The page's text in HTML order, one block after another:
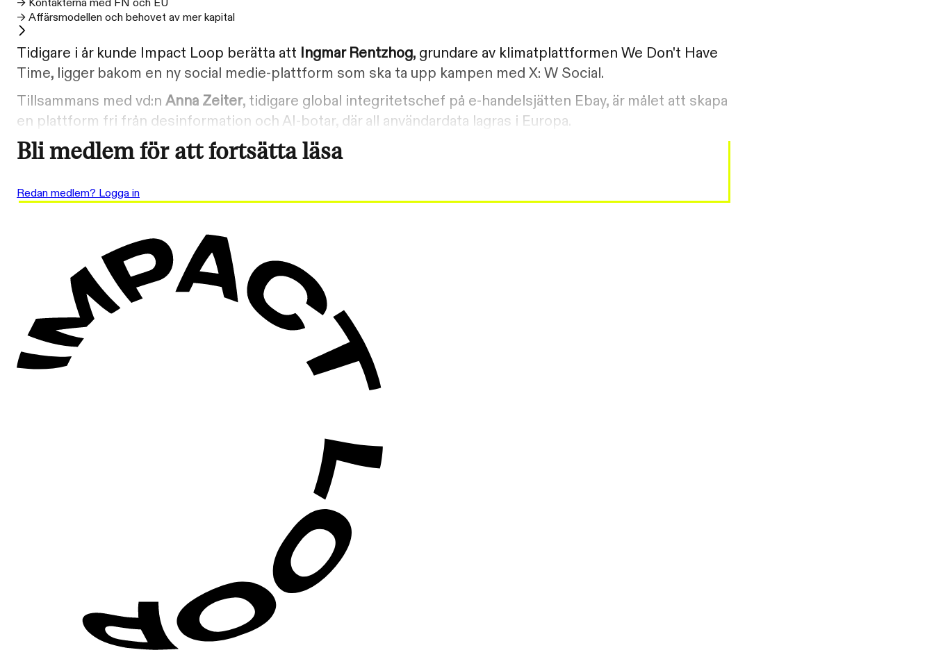
→ Kontakterna med FN och EU
→ Affärsmodellen och behovet av mer kapital
Tidigare i år kunde Impact Loop berätta att Ingmar Rentzhog, grundare av klimatplattformen We Don't Have
Time, ligger bakom en ny social medie-plattform som ska ta upp kampen med X: W Social.
Tillsammans med vd:n Anna Zeiter, tidigare global integritetschef på e-handelsjätten Ebay, är målet att skapa
en plattform fri från desinformation och AI-botar, där all användardata lagras i Europa.
Bli medlem för att fortsätta läsa
Redan medlem? Logga in